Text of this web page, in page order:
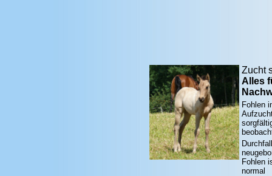
Zucht
Alles
Fohlen
Fohlen
normal